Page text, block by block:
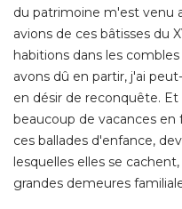
en désir de reconquête.
beaucoup de vacances en
ces ballades d'enfance,
lesquelles elles se
grandes demeures
Maison à part : Quel est
Yves Lecoq :
Le meilleur